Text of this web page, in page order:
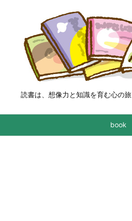
読書は、想像力と知識を育む心の旅
book